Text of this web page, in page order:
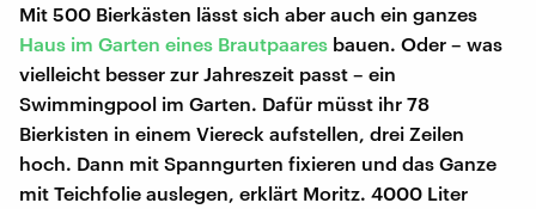
Mit 500 Bierkästen lässt sich aber auch ein ganzes
Haus im Garten eines Brautpaares bauen. Oder – was
vielleicht besser zur Jahreszeit passt – ein
Swimmingpool im Garten. Dafür müsst ihr 78
Bierkisten in einem Viereck aufstellen, drei Zeilen
hoch. Dann mit Spanngurten fixieren und das Ganze
mit Teichfolie auslegen, erklärt Moritz. 4000 Liter